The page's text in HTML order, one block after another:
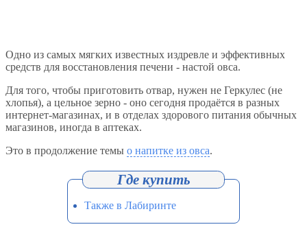
Одно из самых мягких известных издревле и эффективных
средств для восстановления печени - настой овса.
Для того, чтобы приготовить отвар, нужен не Геркулес (не
хлопья), а цельное зерно - оно сегодня продаётся в разных
интернет-магазинах, и в отделах здорового питания обычных
магазинов, иногда в аптеках.
Это в продолжение темы о напитке из овса.
Также в Лабиринте